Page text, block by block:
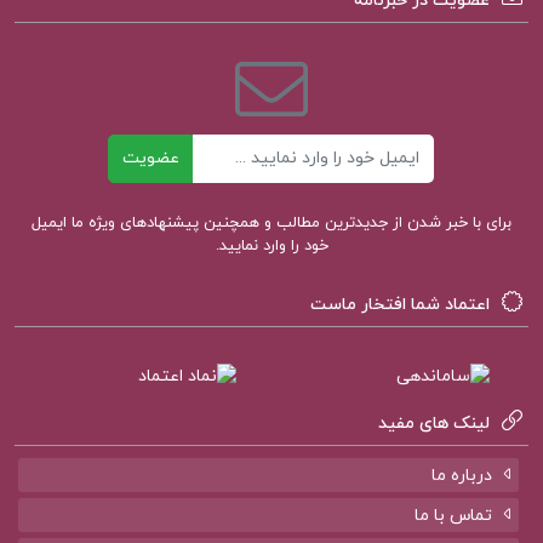
کتاب پیشنهادی پروژه کده
کتاب مقدمه ای در اسلام شناسی علی میر فطروس
کتاب سرنوشت یک انسان میخائیل شولوخف
عضویت
برای با خبر شدن از جدیدترین مطالب و همچنین پیشنهادهای ویژه ما ایمیل
خود را وارد نمایید.
اعتماد شما افتخار ماست
لینک های مفید
درباره ما
تماس با ما